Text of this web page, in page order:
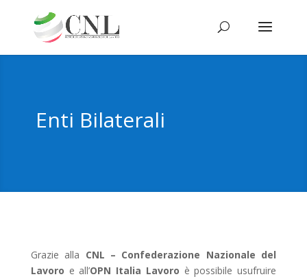
Enti Bilaterali
Grazie alla CNL – Confederazione Nazionale del
Lavoro e all’OPN Italia Lavoro è possibile usufruire